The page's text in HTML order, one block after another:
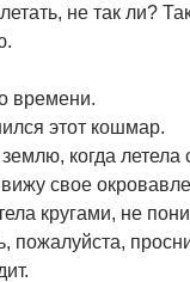
не так ли?
времени.
этот кошмар.
когда
свое
кругами, не
пожалуйста,